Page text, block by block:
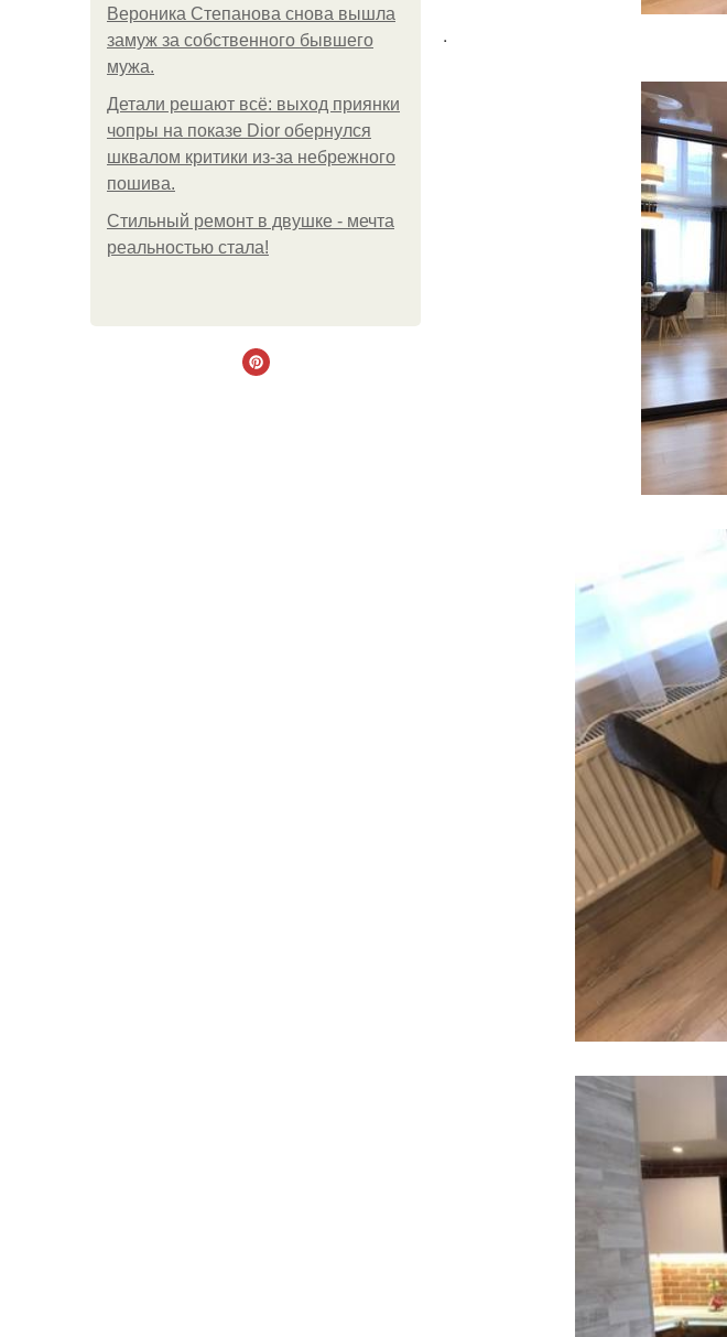
Вероника Степанова снова вышла
замуж за собственного бывшего
мужа.
Детали решают всё: выход приянки
чопры на показе Dior обернулся
шквалом критики из-за небрежного
пошива.
Стильный ремонт в двушке - мечта
реальностью стала!
.